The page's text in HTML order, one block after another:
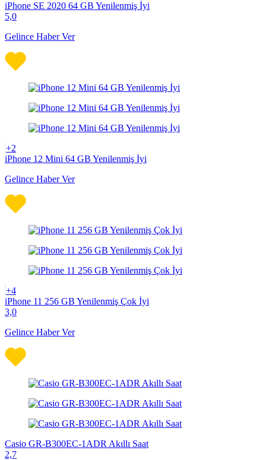
iPhone SE 2020 64 GB Yenilenmiş İyi
5,0
Gelince Haber Ver
+2
iPhone 12 Mini 64 GB Yenilenmiş İyi
Gelince Haber Ver
+4
iPhone 11 256 GB Yenilenmiş Çok İyi
3,0
Gelince Haber Ver
Casio GR-B300EC-1ADR Akıllı Saat
2,7